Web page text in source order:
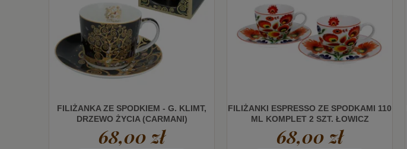
FILIŻANKA ZE SPODKIEM - G. KLIMT,
DRZEWO ŻYCIA (CARMANI)
68,00 zł
FILIŻANKI ESPRESSO ZE SPODKAMI 110
ML KOMPLET 2 SZT. ŁOWICZ
68,00 zł